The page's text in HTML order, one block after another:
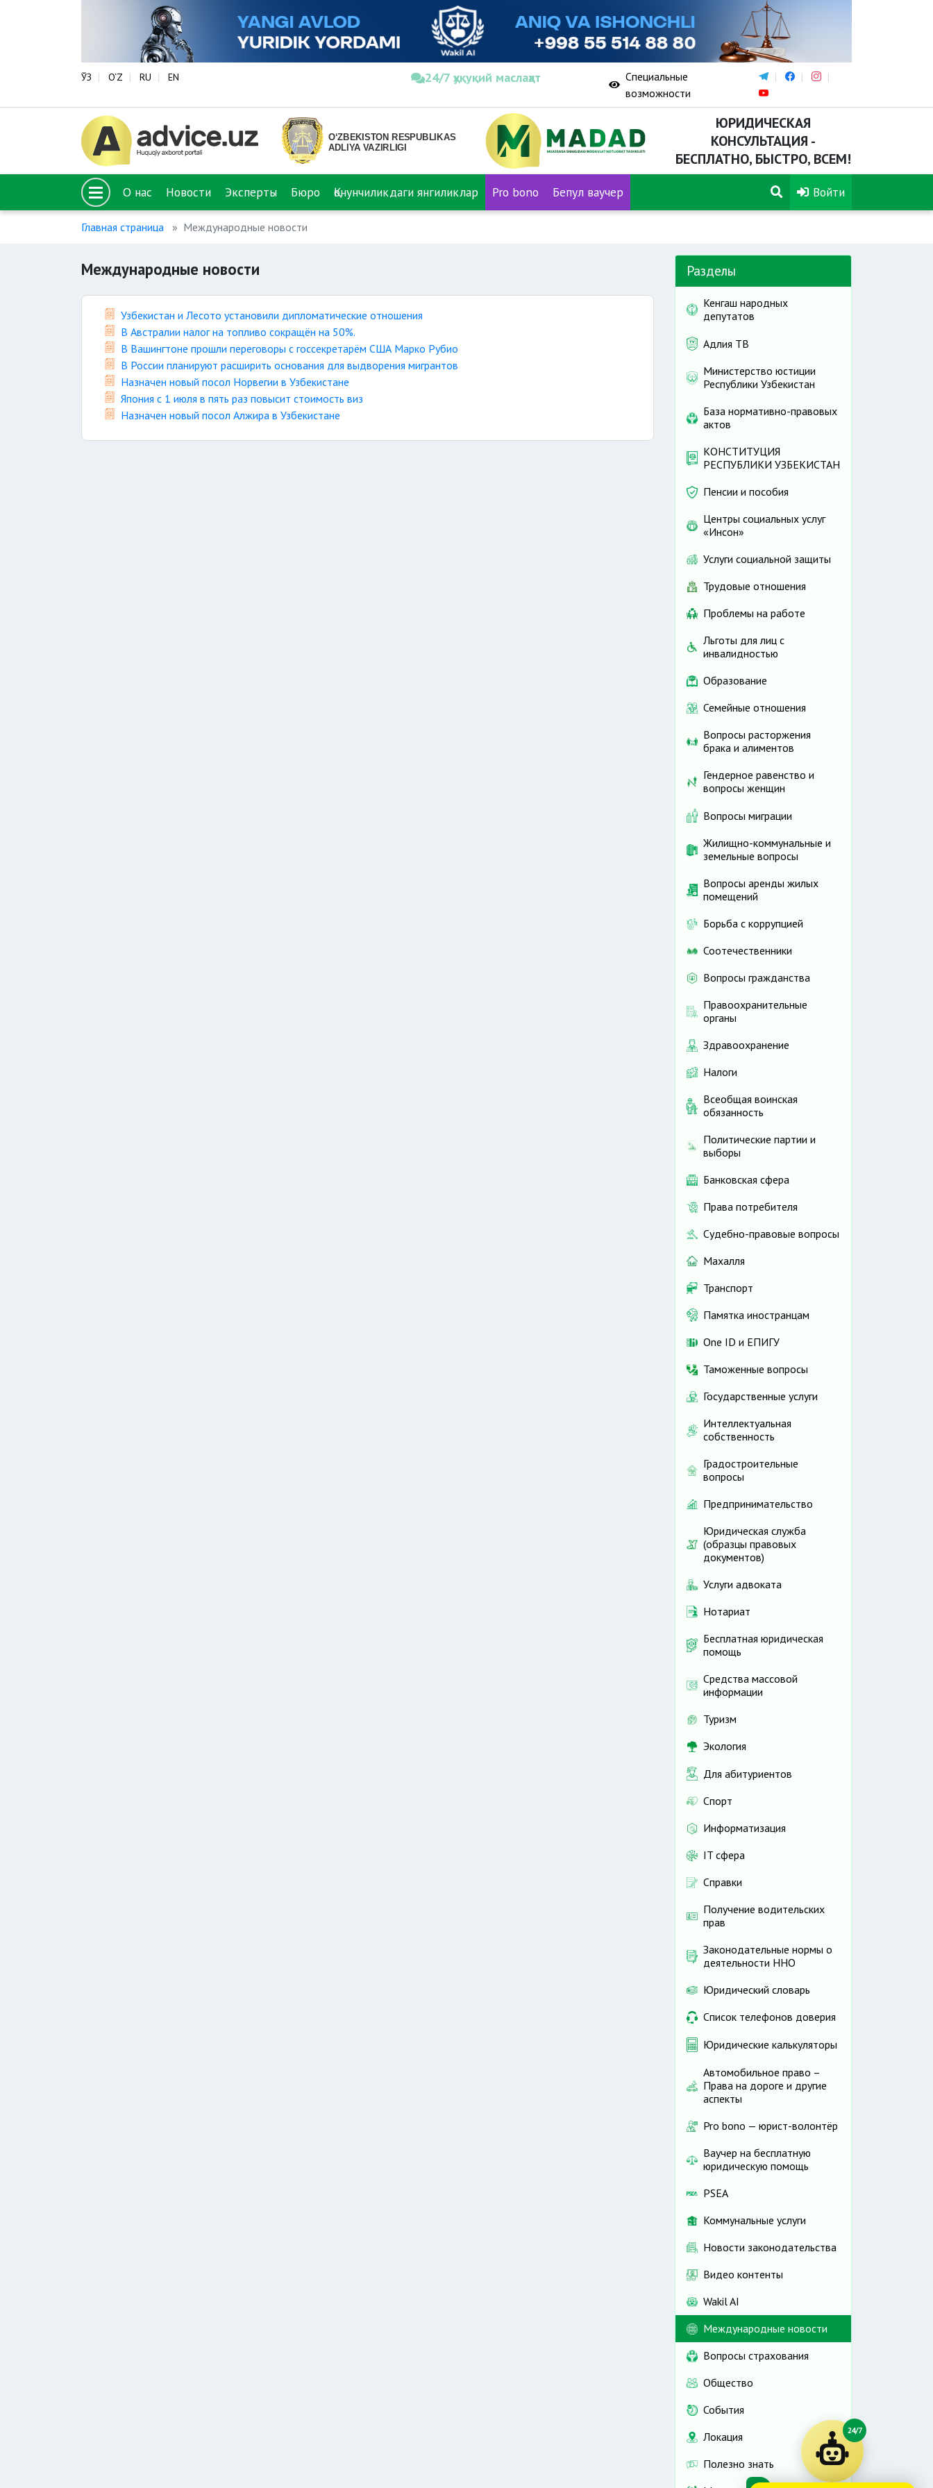
ЎЗ O‘Z RU EN 24/7 ҳуқуқий маслаҳат
Специальные
возможности
ЮРИДИЧЕСКАЯ
КОНСУЛЬТАЦИЯ -
БЕСПЛАТНО, БЫСТРО, ВСЕМ!
О нас Новости Эксперты Бюро Қонунчиликдаги янгиликлар Pro bono Бепул ваучер Войти
Главная страница Международные новости
Международные новости
Узбекистан и Лесото установили дипломатические отношения
В Австралии налог на топливо сокращён на 50%.
В Вашингтоне прошли переговоры с госсекретарём США Марко Рубио
В России планируют расширить основания для выдворения мигрантов
Назначен новый посол Норвегии в Узбекистане
Япония с 1 июля в пять раз повысит стоимость виз
Назначен новый посол Алжира в Узбекистане
Разделы
Кенгаш народных
депутатов
Адлия ТВ
Министерство юстиции
Республики Узбекистан
База нормативно-правовых
актов
КОНСТИТУЦИЯ
РЕСПУБЛИКИ УЗБЕКИСТАН
Пенсии и пособия
Центры социальных услуг
«Инсон»
Услуги социальной защиты
Трудовые отношения
Проблемы на работе
Льготы для лиц с
инвалидностью
Образование
Семейные отношения
Вопросы расторжения
брака и алиментов
Гендерное равенство и
вопросы женщин
Вопросы миграции
Жилищно-коммунальные и
земельные вопросы
Вопросы аренды жилых
помещений
Борьба с коррупцией
Соотечественники
Вопросы гражданства
Правоохранительные
органы
Здравоохранение
Налоги
Всеобщая воинская
обязанность
Политические партии и
выборы
Банковская сфера
Права потребителя
Судебно-правовые вопросы
Махалля
Транспорт
Памятка иностранцам
One ID и ЕПИГУ
Таможенные вопросы
Государственные услуги
Интеллектуальная
собственность
Градостроительные
вопросы
Предпринимательство
Юридическая служба
(образцы правовых
документов)
Услуги адвоката
Нотариат
Бесплатная юридическая
помощь
Средства массовой
информации
Туризм
Экология
Для абитуриентов
Спорт
Информатизация
IT сфера
Справки
Получение водительских
прав
Законодательные нормы о
деятельности ННО
Юридический словарь
Список телефонов доверия
Юридические калькуляторы
Автомобильное право –
Права на дороге и другие
аспекты
Pro bono — юрист-волонтёр
Ваучер на бесплатную
юридическую помощь
PSEA
Коммунальные услуги
Новости законодательства
Видео контенты
Wakil AI
Международные новости
Вопросы страхования
Общество
События
Локация
Полезно знать
24/7